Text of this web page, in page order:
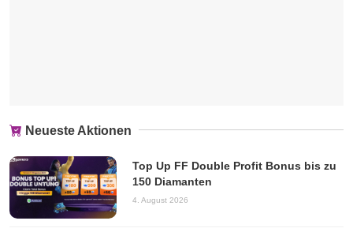
Neueste Aktionen
Top Up FF Double Profit Bonus bis zu
150 Diamanten
4. August 2026